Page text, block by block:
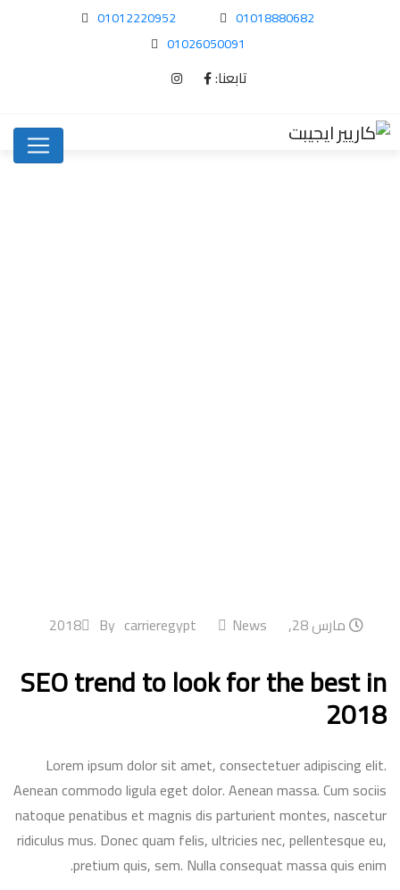
01018880682
01012220952
01026050091
تابعنا:
مارس 28, 2018 By carrieregypt News
SEO trend to look for the best in
2018
Lorem ipsum dolor sit amet, consectetuer adipiscing elit.
Aenean commodo ligula eget dolor. Aenean massa. Cum sociis
natoque penatibus et magnis dis parturient montes, nascetur
ridiculus mus. Donec quam felis, ultricies nec, pellentesque eu,
pretium quis, sem. Nulla consequat massa quis enim.